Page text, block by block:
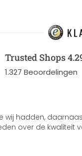
Trusted Shops
1.327 Beoordelingen
wij hadden,
over de kwaliteit